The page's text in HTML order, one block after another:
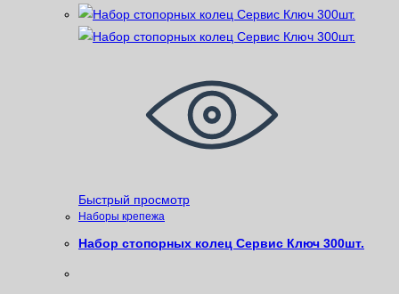
Быстрый просмотр
Наборы крепежа
Набор стопорных колец Сервис Ключ 300шт.